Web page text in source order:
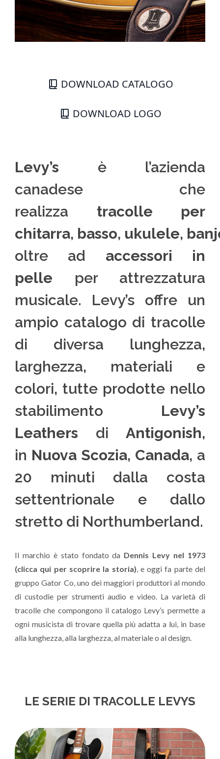
DOWNLOAD CATALOGO
DOWNLOAD LOGO
Levy’s è l’azienda
canadese che
realizza tracolle per
chitarra, basso, ukulele,
oltre ad accessori in
pelle per attrezzatura
musicale. Levy’s offre un
ampio catalogo di tracolle
di diversa lunghezza,
larghezza, materiali e
colori, tutte prodotte nello
stabilimento Levy’s
Leathers di Antigonish,
in Nuova Scozia, Canada, a
20 minuti dalla costa
settentrionale e dallo
stretto di Northumberland.
Il marchio è stato fondato da Dennis Levy nel 1973
(clicca qui per scoprire la storia) , e oggi fa parte del
gruppo Gator Co, uno dei maggiori produttori al mondo
di custodie per strumenti audio e video. La varietà di
tracolle che compongono il catalogo Levy’s permette a
ogni musicista di trovare quella più adatta a lui, in base
alla lunghezza, alla larghezza, al materiale o al design.
LE SERIE DI TRACOLLE LEVYS